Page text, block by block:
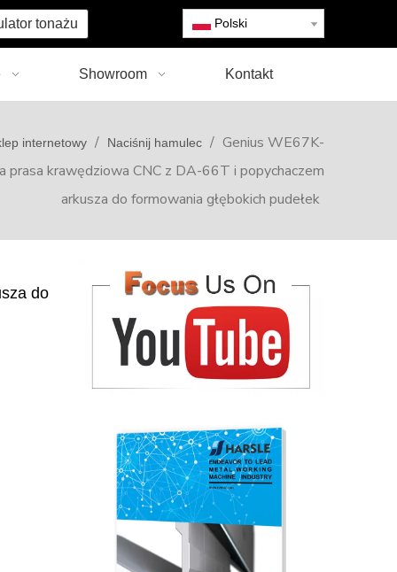
tonażu Polski
Showroom Kontakt
internetowy / Naciśnij hamulec / Genius WE67K-
krawędziowa CNC z DA-66T i popychaczem
arkusza do formowania głębokich pudełek
do